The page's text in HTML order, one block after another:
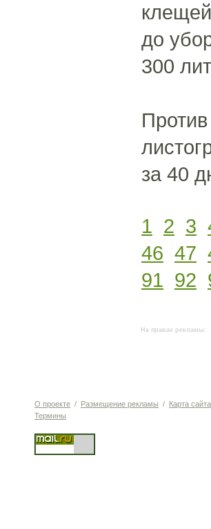
до
300
за 40
1 2 3
46 47
91 92
На правах рекламы:
О проекте / Размещение рекламы / Карта сайта
Термины